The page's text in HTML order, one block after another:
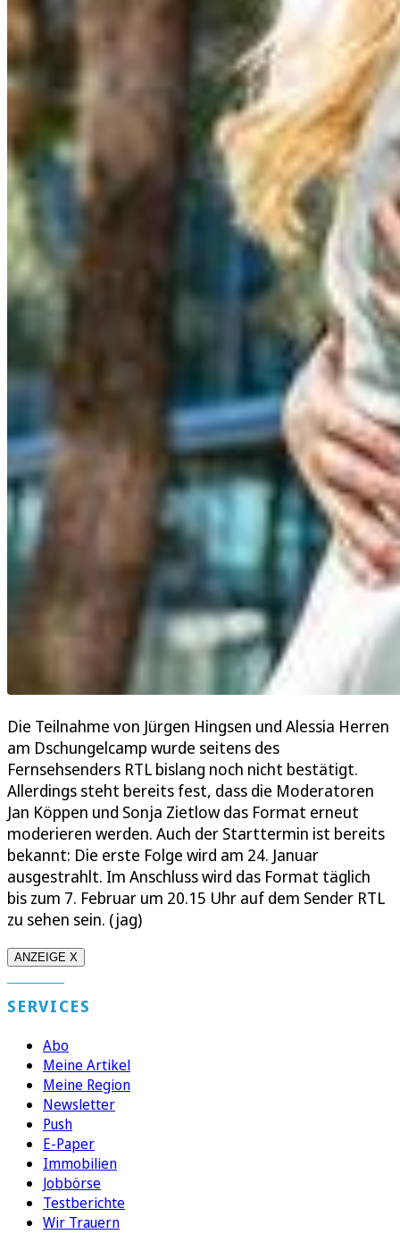
Die Teilnahme von Jürgen Hingsen und Alessia Herren
am Dschungelcamp wurde seitens des
Fernsehsenders RTL bislang noch nicht bestätigt.
Allerdings steht bereits fest, dass die Moderatoren
Jan Köppen und Sonja Zietlow das Format erneut
moderieren werden. Auch der Starttermin ist bereits
bekannt: Die erste Folge wird am 24. Januar
ausgestrahlt. Im Anschluss wird das Format täglich
bis zum 7. Februar um 20.15 Uhr auf dem Sender RTL
zu sehen sein. (jag)
ANZEIGE X
SERVICES
Abo
Meine Artikel
Meine Region
Newsletter
Push
E-Paper
Immobilien
Jobbörse
Testberichte
Wir Trauern